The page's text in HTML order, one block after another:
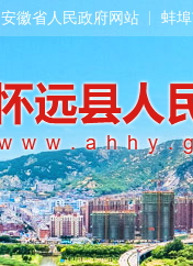
安徽省人民政府网站 蚌